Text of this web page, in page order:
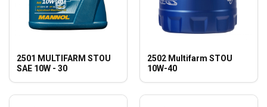
2501 MULTIFARM STOU
SAE 10W - 30
2502 Multifarm STOU
10W-40